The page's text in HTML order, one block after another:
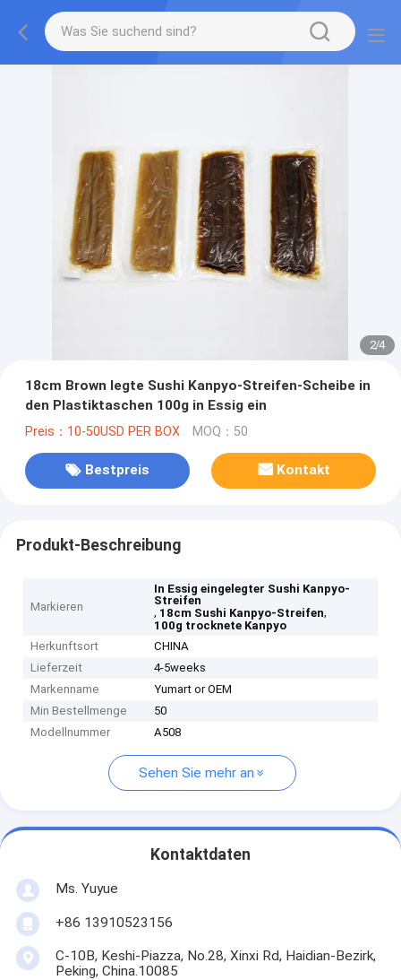
2/4
18cm Brown legte Sushi Kanpyo-Streifen-Scheibe in
den Plastiktaschen 100g in Essig ein
Preis：10-50USD PER BOX MOQ：50
Bestpreis Kontakt
Produkt-Beschreibung
Markieren
In Essig eingelegter Sushi Kanpyo-
Streifen
, 18cm Sushi Kanpyo-Streifen,
100g trocknete Kanpyo
Herkunftsort
CHINA
Lieferzeit
4-5weeks
Markenname
Yumart or OEM
Min Bestellmenge
50
Modellnummer
A508
Sehen Sie mehr an
Kontaktdaten
Ms. Yuyue
+86 13910523156
C-10B, Keshi-Piazza, No.28, Xinxi Rd, Haidian-Bezirk,
Peking, China.10085